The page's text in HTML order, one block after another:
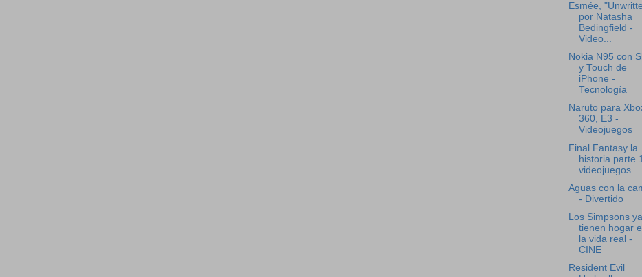
Esmée,
por Natasha
Bedingfield -
Video...
Nokia N95 con
y Touch de
iPhone -
Tecnología
Naruto para
360, E3 -
Videojuegos
Final Fantasy la
historia parte
videojuegos
Aguas con la
- Divertido
Los Simpsons ya
tienen hogar
la vida real -
CINE
Resident Evil